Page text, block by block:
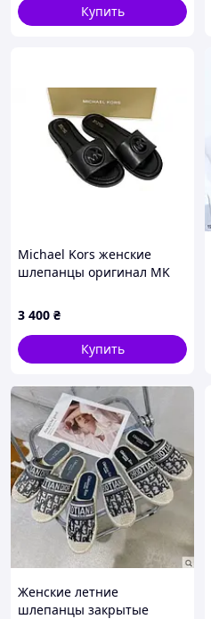
Купить
Michael Kors женские
шлепанцы оригинал MK
US
3 400 ₴
Купить
Женские летние
шлепанцы закрытые